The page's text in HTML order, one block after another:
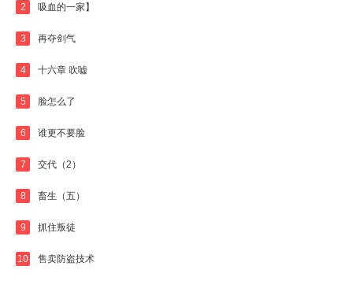
2 吸血的一家】
3 再夺剑气
4 十六章 吹嘘
5 脸怎么了
6 谁更不要脸
7 交代（2）
8 畜生（五）
9 抓住叛徒
10 售卖防盗技术